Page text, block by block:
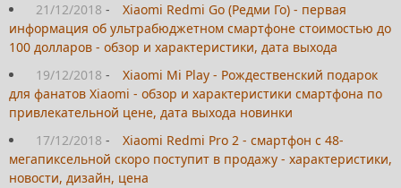
21/12/2018 -
Xiaomi Redmi Go (Редми Го) - первая
информация об ультрабюджетном смартфоне стоимостью до
100 долларов - обзор и характеристики, дата выхода
19/12/2018 -
Xiaomi Mi Play - Рождественский подарок
для фанатов Xiaomi - обзор и характеристики смартфона по
привлекательной цене, дата выхода новинки
17/12/2018 -
Xiaomi Redmi Pro 2 - смартфон с 48-
мегапиксельной скоро поступит в продажу - характеристики,
новости, дизайн, цена